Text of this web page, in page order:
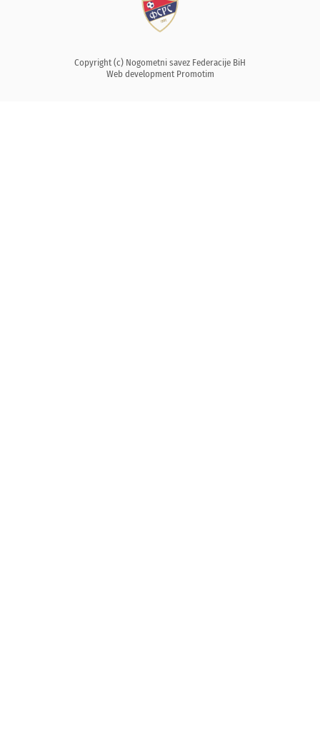
Copyright (c) Nogometni savez Federacije BiH
Web development Promotim